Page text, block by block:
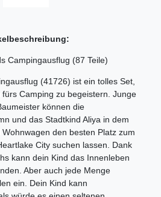
Campingausflug (87 Teile)
(41726) ist ein tolles Set,
Camping zu begeistern. Junge
können die
und das Stadtkind Aliya in dem
den besten Platz zum
City suchen lassen. Dank
kann dein Kind das Innenleben
Aber auch jede Menge
ein. Dein Kind kann